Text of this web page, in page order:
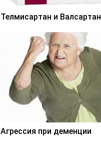
Телмисартан и Валсартан
Агрессия при деменции